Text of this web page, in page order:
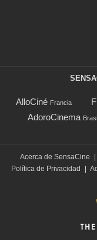
AlloCiné Francia
AdoroCinema Brasil
Acerca de SensaCine
Política de Privacidad